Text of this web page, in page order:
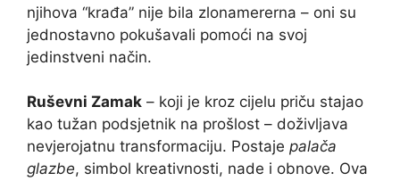
njihova “krađa” nije bila zlonamererna – oni su
jednostavno pokušavali pomoći na svoj
jedinstveni način.
Ruševni Zamak – koji je kroz cijelu priču stajao
kao tužan podsjetnik na prošlost – doživljava
nevjerojatnu transformaciju. Postaje palača
glazbe, simbol kreativnosti, nade i obnove. Ova